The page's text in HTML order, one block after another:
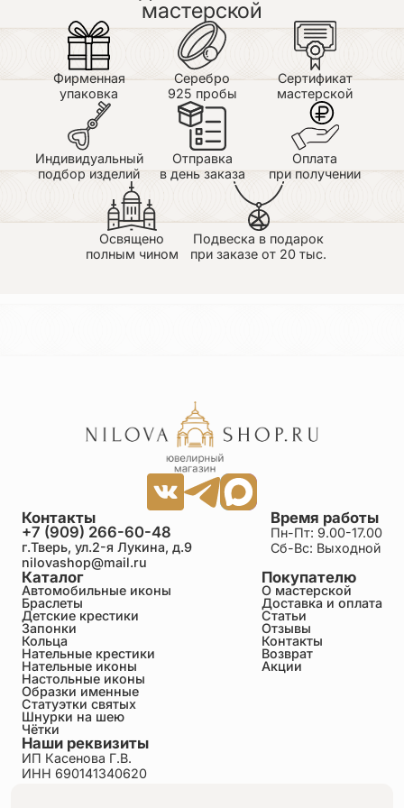
рукой». Всегда напоминает о посещении Ниловой
Столобенской Пустыни.
Уже третий браслет покупаю в качестве подарка,
всем очень нравится.
Покупка через сайт прошла легко. Менеджер
очень помог с выбором.
Спасибо!
мастерской
Фирменная
упаковка
Серебро
925 пробы
Сертификат
мастерской
Индивидуальный
подбор изделий
Отправка
в день заказа
Оплата
при получении
Освящено
полным чином
Подвеска в подарок
при заказе от 20 тыс.
Каталог
Автомобильные иконы
Браслеты
Детские крестики
Запонки
Кольца
Нательные крестики
Нательные иконы
Настольные иконы
Образки именные
Статуэтки святых
Шнурки на шею
Чётки
Покупателю
О мастерской
Доставка и оплата
Статьи
Отзывы
Контакты
Возврат
Акции
Время работы
Пн-Пт: 9.00-17.00
Сб-Вс: Выходной
Контакты
+7 (909) 266-60-48
г.Тверь, ул.2-я Лукина, д.9
nilovashop@mail.ru
Наши реквизиты
ИП Касенова Г.В.
ИНН 690141340620